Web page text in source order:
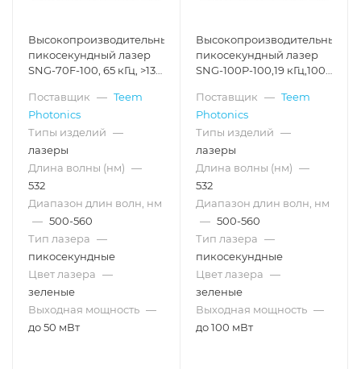
Высокопроизводительный
пикосекундный лазер
SNG-70F-100, 65 кГц, >13
Поставщик — Teem
Photonics
Типы изделий —
лазеры
Длина волны (нм) —
532
Диапазон длин волн, нм
— 500-560
Тип лазера —
пикосекундные
Цвет лазера —
зеленые
Выходная мощность —
до 50 мВт
Высокопроизводительный
пикосекундный лазер
SNG-100P-100,19 кГц,100
Поставщик — Teem
Photonics
Типы изделий —
лазеры
Длина волны (нм) —
532
Диапазон длин волн, нм
— 500-560
Тип лазера —
пикосекундные
Цвет лазера —
зеленые
Выходная мощность —
до 100 мВт